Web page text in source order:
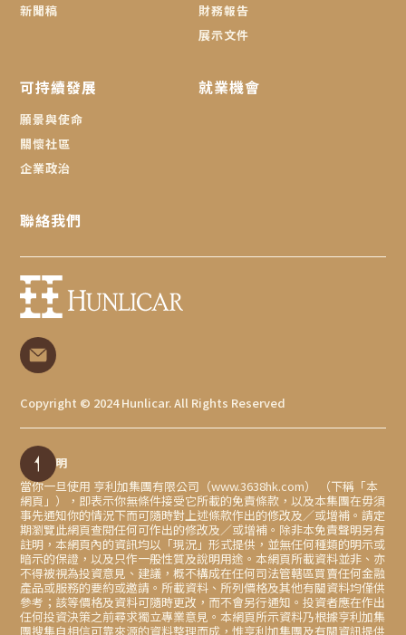
新聞稿
財務報告
展示文件
可持續發展
願景與使命
關懷社區
企業政治
就業機會
聯絡我們
Copyright © 2024 Hunlicar. All Rights Reserved
免責聲明
當你一旦使用 亨利加集團有限公司（www.3638hk.com） （下稱「本
網頁」），即表示你無條件接受它所載的免責條款，以及本集團在毋須
事先通知你的情況下而可隨時對上述條款作出的修改及／或增補。請定
期瀏覽此網頁查閱任何可作出的修改及／或增補。除非本免責聲明另有
註明，本網頁內的資訊均以「現況」形式提供，並無任何種類的明示或
暗示的保證，以及只作一般性質及說明用途。本網頁所載資料並非、亦
不得被視為投資意見、建議，概不構成在任何司法管轄區買賣任何金融
產品或服務的要約或邀請。所載資料、所列價格及其他有關資料均僅供
參考；該等價格及資料可隨時更改，而不會另行通知。投資者應在作出
任何投資決策之前尋求獨立專業意見。本網頁所示資料乃根據亨利加集
團搜集自相信可靠來源的資料整理而成，惟亨利加集團及有關資訊提供